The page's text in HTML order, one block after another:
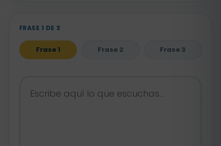
FRASE 1 DE 3
Frase 1 Frase 2 Frase 3